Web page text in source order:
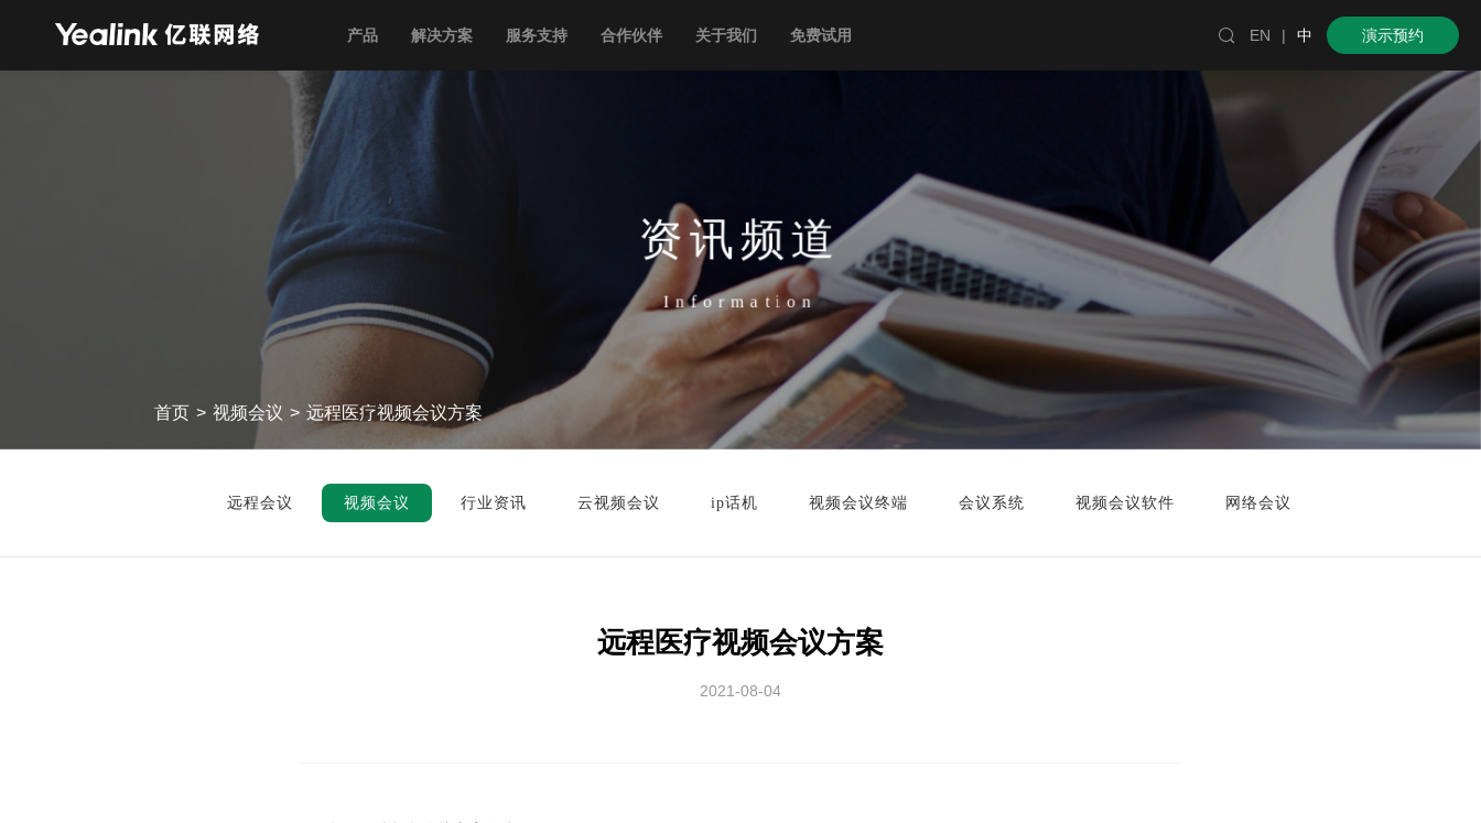
产品 解决方案 服务支持 合作伙伴 关于我们 免费试用  EN | 中 演示预约
资讯频道
Information
首页 > 视频会议 > 远程医疗视频会议方案
远程会议 视频会议 行业资讯 云视频会议 ip话机 视频会议终端 会议系统 视频会议软件 网络会议
远程医疗视频会议方案
2021-08-04